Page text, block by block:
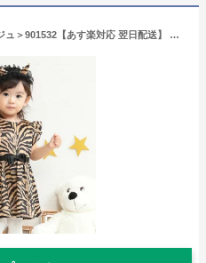
＜鬼ワンピース ベビー ベージュ＞901532【あす楽対応 翌日配送】 【ベビー 赤ちゃん 80サイズ 節分 鬼 イベント パーティー コスチューム 仮装 コスプレ 子ども 子供 キッズ 衣装 パーティー お遊戯会 ワンピース 女の子 誕生日 プレゼント】